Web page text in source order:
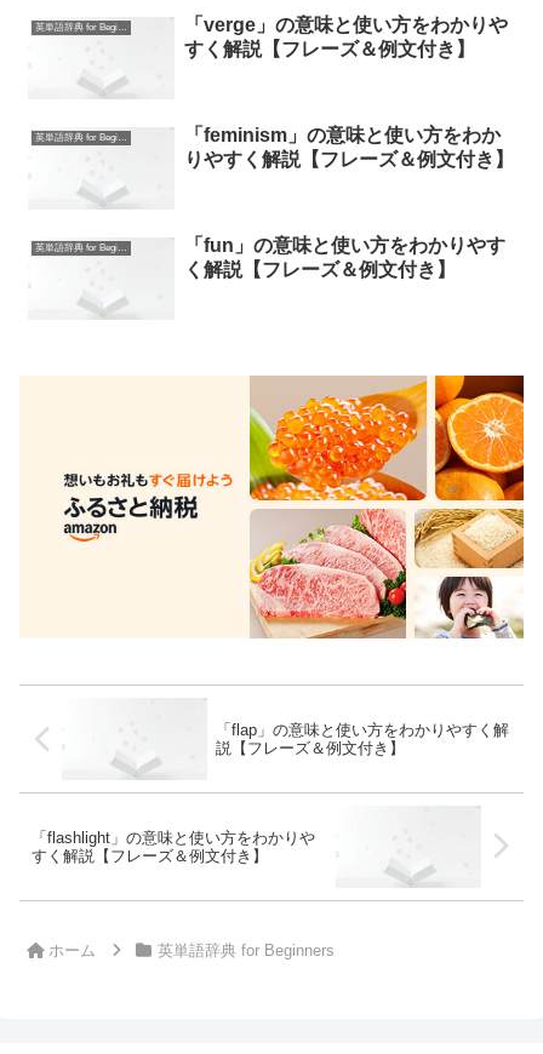
英単語辞典 for Beginners
「verge」の意味と使い方をわかりや
すく解説【フレーズ＆例文付き】
英単語辞典 for Beginners
「feminism」の意味と使い方をわか
りやすく解説【フレーズ＆例文付き】
英単語辞典 for Beginners
「fun」の意味と使い方をわかりやす
く解説【フレーズ＆例文付き】
「flap」の意味と使い方をわかりやすく解
説【フレーズ＆例文付き】
「flashlight」の意味と使い方をわかりや
すく解説【フレーズ＆例文付き】
ホーム 英単語辞典 for Beginners